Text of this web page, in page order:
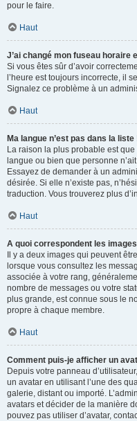
pour le faire.
Haut
J’ai changé mon fuseau horaire
Si vous êtes sûr d’avoir
l’heure est toujours incorrecte, il
Signalez ce problème à un
Haut
Ma langue n’est pas dans la liste
La raison la plus probable est que
langue ou bien que personne
Essayez de demander à un
désirée. Si elle n’existe pas,
traduction. Vous trouverez plus
Haut
A quoi correspondent les
Il y a deux images qui peuvent
lorsque vous consultez les
associée à votre rang,
nombre de messages ou votre
plus grande, est connue sous le
propre à chaque membre.
Haut
Comment puis-je afficher un
Depuis votre panneau
un avatar en utilisant l’une des
galerie, distant ou importé.
avatars et décider de la manière
pouvez pas utiliser d’avatar,